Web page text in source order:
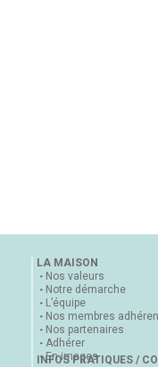
LA MAISON
Nos valeurs
Notre démarche
L’équipe
Nos membres
Nos partenaires
Adhérer
En images
INFOS PRATIQUES /